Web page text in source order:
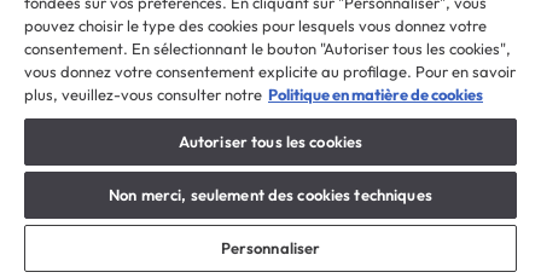
Ajouter au panier
pouvez choisir le type des cookies pour lesquels vous donnez votre
consentement. En sélectionnant le bouton "Autoriser tous les cookies",
vous donnez votre consentement explicite au profilage. Pour en savoir
plus, veuillez-vous consulter notre Politique en matière de cookies
Autoriser tous les cookies
Non merci, seulement des cookies techniques
Personnaliser